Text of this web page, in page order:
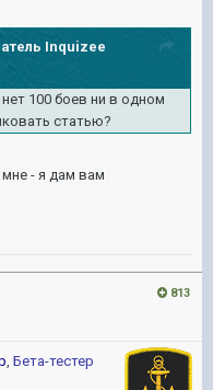
Inquizee
100 боев ни в одном
статью?
- я дам вам
813
, Бета-тестер